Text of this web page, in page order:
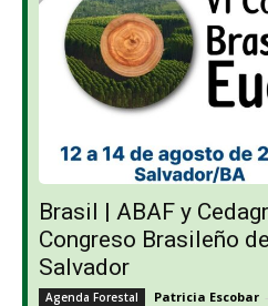
Brasil | ABAF y
Congreso Brasileño
Salvador
Agenda Forestal Patricia Escobar -